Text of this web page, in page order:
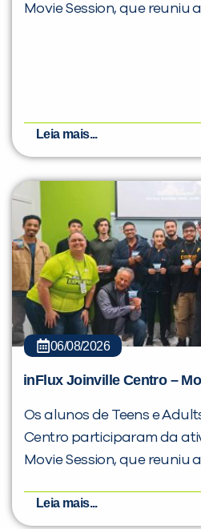
Movie Session, que reuniu
Leia mais...
06/08/2026
inFlux Joinville Centro –
Os alunos de Teens e
Centro participaram da
Movie Session, que reuniu
Leia mais...